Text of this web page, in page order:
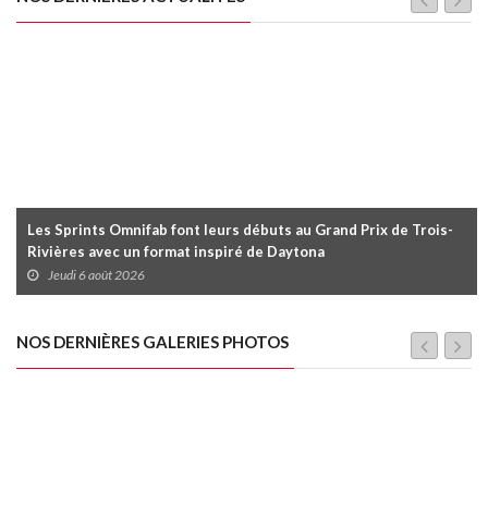
Les Sprints Omnifab font leurs débuts au Grand Prix de Trois-
Rivières avec un format inspiré de Daytona
Jeudi 6 août 2026
NOS DERNIÈRES GALERIES PHOTOS